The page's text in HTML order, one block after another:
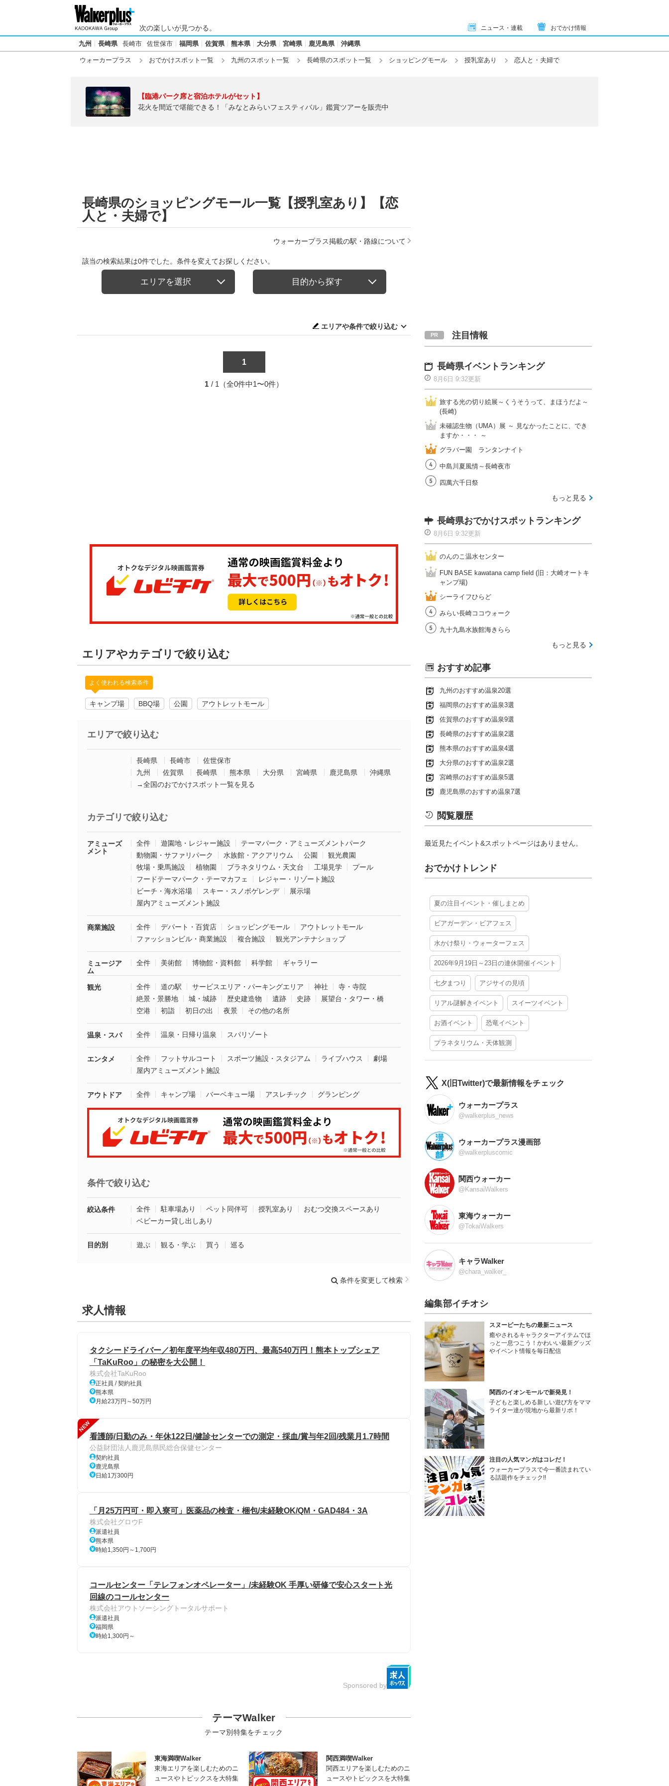
次の楽しいが見つかる。 ニュース・連載 おでかけ情報
九州 長崎県 長崎市 佐世保市 福岡県 佐賀県 熊本県 大分県 宮崎県 鹿児島県 沖縄県
ウォーカープラス おでかけスポット一覧 九州のスポット一覧 長崎県のスポット一覧 ショッピングモール 授乳室あり 恋人と・夫婦で
【臨港パーク席と宿泊ホテルがセット】
花火を間近で堪能できる！「みなとみらいフェスティバル」鑑賞ツアーを販売中
長崎県のショッピングモール一覧【授乳室あり】【恋
人と・夫婦で】
ウォーカープラス掲載の駅・路線について
該当の検索結果は0件でした。条件を変えてお探しください。
エリアを選択 目的から探す
エリアや条件で絞り込む
1
1 / 1（全0件中1〜0件）
エリアやカテゴリで絞り込む
よく使われる検索条件
キャンプ場 BBQ場 公園 アウトレットモール
エリアで絞り込む
長崎県 長崎市
佐世保市
九州
佐賀県 長崎県 熊本県 大分県 宮崎県 鹿児島県
沖縄県
→全国のおでかけスポット一覧を見る
カテゴリで絞り込む
アミューズ
メント
全件 遊園地・レジャー施設
テーマパーク・アミューズメントパーク
動物園・サファリパーク
水族館・アクアリウム 公園
観光農園
牧場・乗馬施設
植物園 プラネタリウム・天文台 工場見学
プール
フードテーマパーク・テーマカフェ
レジャー・リゾート施設
ビーチ・海水浴場
スキー・スノボゲレンデ
展示場
屋内アミューズメント施設
商業施設 全件 デパート・百貨店 ショッピングモール
アウトレットモール
ファッションビル・商業施設
複合施設 観光アンテナショップ
ミュージア
ム
全件 美術館 博物館・資料館 科学館 ギャラリー
観光 全件 道の駅 サービスエリア・パーキングエリア 神社
寺・寺院
絶景・景勝地
城・城跡 歴史建造物 遺跡 史跡
展望台・タワー・橋
空港
初詣 初日の出 夜景 その他の名所
温泉・スパ 全件 温泉・日帰り温泉 スパリゾート
エンタメ 全件 フットサルコート スポーツ施設・スタジアム ライブハウス
劇場
屋内アミューズメント施設
アウトドア 全件 キャンプ場 バーベキュー場 アスレチック グランピング
条件で絞り込む
絞込条件 全件 駐車場あり ペット同伴可 授乳室あり
おむつ交換スペースあり
ベビーカー貸し出しあり
目的別 遊ぶ 観る・学ぶ 買う 巡る
条件を変更して検索
求人情報
タクシードライバー／初年度平均年収480万円、最高540万円！熊本トップシェア
「TaKuRoo」の秘密を大公開！
株式会社TaKuRoo
正社員 / 契約社員
熊本県
月給23万円～50万円
NEW
看護師/日勤のみ・年休122日/健診センターでの測定・採血/賞与年2回/残業月1.7時間
公益財団法人鹿児島県民総合保健センター
契約社員
鹿児島県
日給1万300円
「月25万円可・即入寮可」医薬品の検査・梱包/未経験OK/QM・GAD484・3A
株式会社グロウF
派遣社員
熊本県
時給1,350円～1,700円
コールセンター「テレフォンオペレーター」/未経験OK 手厚い研修で安心スタート光
回線のコールセンター
株式会社アウトソーシングトータルサポート
派遣社員
福岡県
時給1,300円～
Sponsored by
テーマWalker
テーマ別特集をチェック
東海満喫Walker
東海エリアを楽しむためのニ
ュースやトピックスを大特集
関西満喫Walker
関西エリアを楽しむためのニ
ュースやトピックスを大特集
注目情報
長崎県イベントランキング
8月6日 9:32更新
旅する光の切り絵展～くうそうって、まほうだよ～
(長崎)
未確認生物（UMA）展 ～ 見なかったことに、でき
ますか・・・ ～
グラバー園 ランタンナイト
中島川夏風情～長崎夜市
四萬六千日祭
もっと見る
長崎県おでかけスポットランキング
8月6日 9:32更新
のんのこ温水センター
FUN BASE kawatana camp field (旧：大崎オートキ
ャンプ場)
シーライフひらど
みらい長崎ココウォーク
九十九島水族館海きらら
もっと見る
おすすめ記事
九州のおすすめ温泉20選
福岡県のおすすめ温泉3選
佐賀県のおすすめ温泉9選
長崎県のおすすめ温泉2選
熊本県のおすすめ温泉4選
大分県のおすすめ温泉2選
宮崎県のおすすめ温泉5選
鹿児島県のおすすめ温泉7選
閲覧履歴
最近見たイベント&スポットページはありません。
おでかけトレンド
夏の注目イベント・催しまとめ
ビアガーデン・ビアフェス
水かけ祭り・ウォーターフェス
2026年9月19日～23日の連休開催イベント
七夕まつり アジサイの見頃
リアル謎解きイベント スイーツイベント
お酒イベント 恐竜イベント
プラネタリウム・天体観測
X(旧Twitter)で最新情報をチェック
ウォーカープラス
@walkerplus_news
ウォーカープラス漫画部
@walkerpluscomic
関西ウォーカー
@KansaiWalkers
東海ウォーカー
@TokaiWalkers
キャラWalker
@chara_walker_
編集部イチオシ
スヌーピーたちの最新ニュース
癒やされるキャラクターアイテムでほ
っと一息つこう！かわいい最新グッズ
やイベント情報を毎日配信
関西のイオンモールで新発見！
子どもと楽しめる新しい遊び方をママ
ライター達が現地から最新リポ！
注目の人気マンガはコレだ！
ウォーカープラスで今一番読まれてい
る話題作をチェック!!